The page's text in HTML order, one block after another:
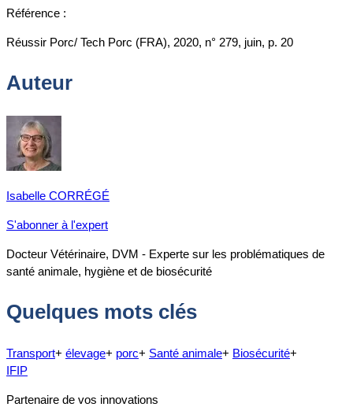
Référence :
Réussir Porc/ Tech Porc (FRA), 2020, n° 279, juin, p. 20
Auteur
Isabelle CORRÉGÉ
S'abonner à l'expert
Docteur Vétérinaire, DVM - Experte sur les problématiques de
santé animale, hygiène et de biosécurité
Quelques mots clés
Transport+ élevage+ porc+ Santé animale+ Biosécurité+
IFIP
Partenaire de vos innovations